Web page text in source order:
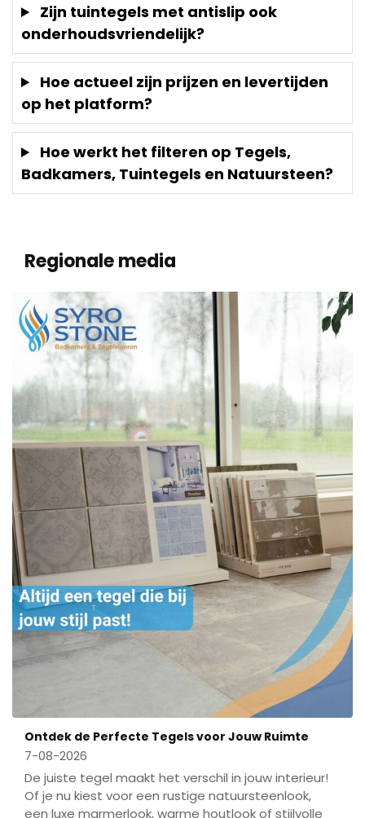
Zijn tuintegels met antislip ook
onderhoudsvriendelijk?
Hoe actueel zijn prijzen en levertijden
op het platform?
Hoe werkt het filteren op Tegels,
Badkamers, Tuintegels en Natuursteen?
Regionale media
Ontdek de Perfecte Tegels voor Jouw Ruimte
7-08-2026
De juiste tegel maakt het verschil in jouw interieur!
Of je nu kiest voor een rustige natuursteenlook,
een luxe marmerlook, warme houtlook of stijlvolle